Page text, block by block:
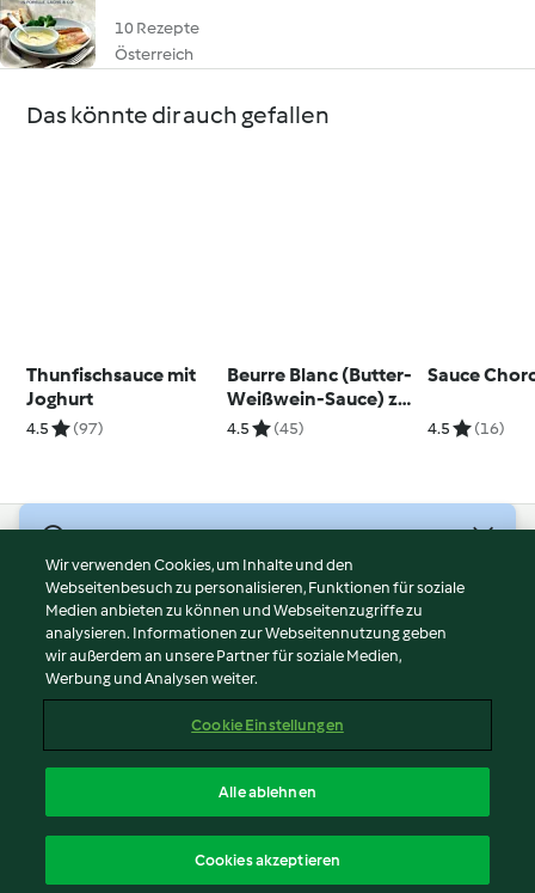
10 Rezepte
Österreich
Das könnte dir auch gefallen
Thunfischsauce mit
Joghurt
4.5 (97)
Beurre Blanc (Butter-
Weißwein-Sauce) zu
Fisch
4.5 (45)
Sauce
4.5 (16)
Nutzungsbedingungen
Datenschutzrichtlinien
Disclaimer
Impressum
Inhalt melden
Erklärung zur Barrierefreiheit
Wir verwenden Cookies, um Inhalte und den
Webseitenbesuch zu personalisieren, Funktionen für soziale
Medien anbieten zu können und Webseitenzugriffe zu
analysieren. Informationen zur Webseitennutzung geben
wir außerdem an unsere Partner für soziale Medien,
Werbung und Analysen weiter.
Cookie Einstellungen
Alle ablehnen
Cookies akzeptieren